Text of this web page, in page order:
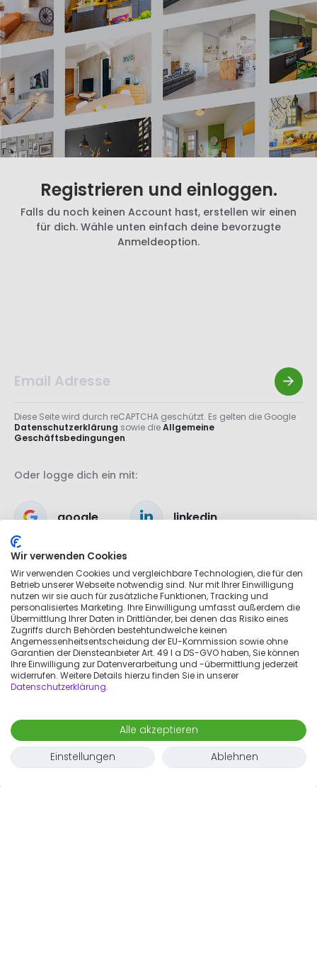
Registrieren und einloggen.
Falls du noch keinen Account hast, erstellen wir einen
für dich. Wähle unten einfach deine bevorzugte
Anmeldeoption.
Diese Seite wird durch reCAPTCHA geschützt. Es gelten die Google
Datenschutzerklärung sowie dieAllgemeine
Geschäftsbedingungen.
Oder logge dich ein mit:
google linkedin
apple
Wir verwenden Cookies
Wir verwenden Cookies und vergleichbare Technologien, die für den
Betrieb unserer Webseite notwendig sind. Nur mit Ihrer Einwilligung
nutzen wir sie auch für zusätzliche Funktionen, Tracking und
personalisiertes Marketing. Ihre Einwilligung umfasst außerdem die
Übermittlung Ihrer Daten in Drittländer, bei denen das Risiko eines
Zugriffs durch Behörden bestehtundwelche keinen
Angemessenheitsentscheidung der EU-Kommission sowie ohne
Garantien der Diensteanbieter Art. 49 I a DS-GVO haben, Sie können
Ihre Einwilligung zur Datenverarbeitung und -übermittlung jederzeit
widerrufen. Weitere Details hierzu finden Sie in unserer
Datenschutzerklärung.
Alle akzeptieren
Einstellungen
Ablehnen